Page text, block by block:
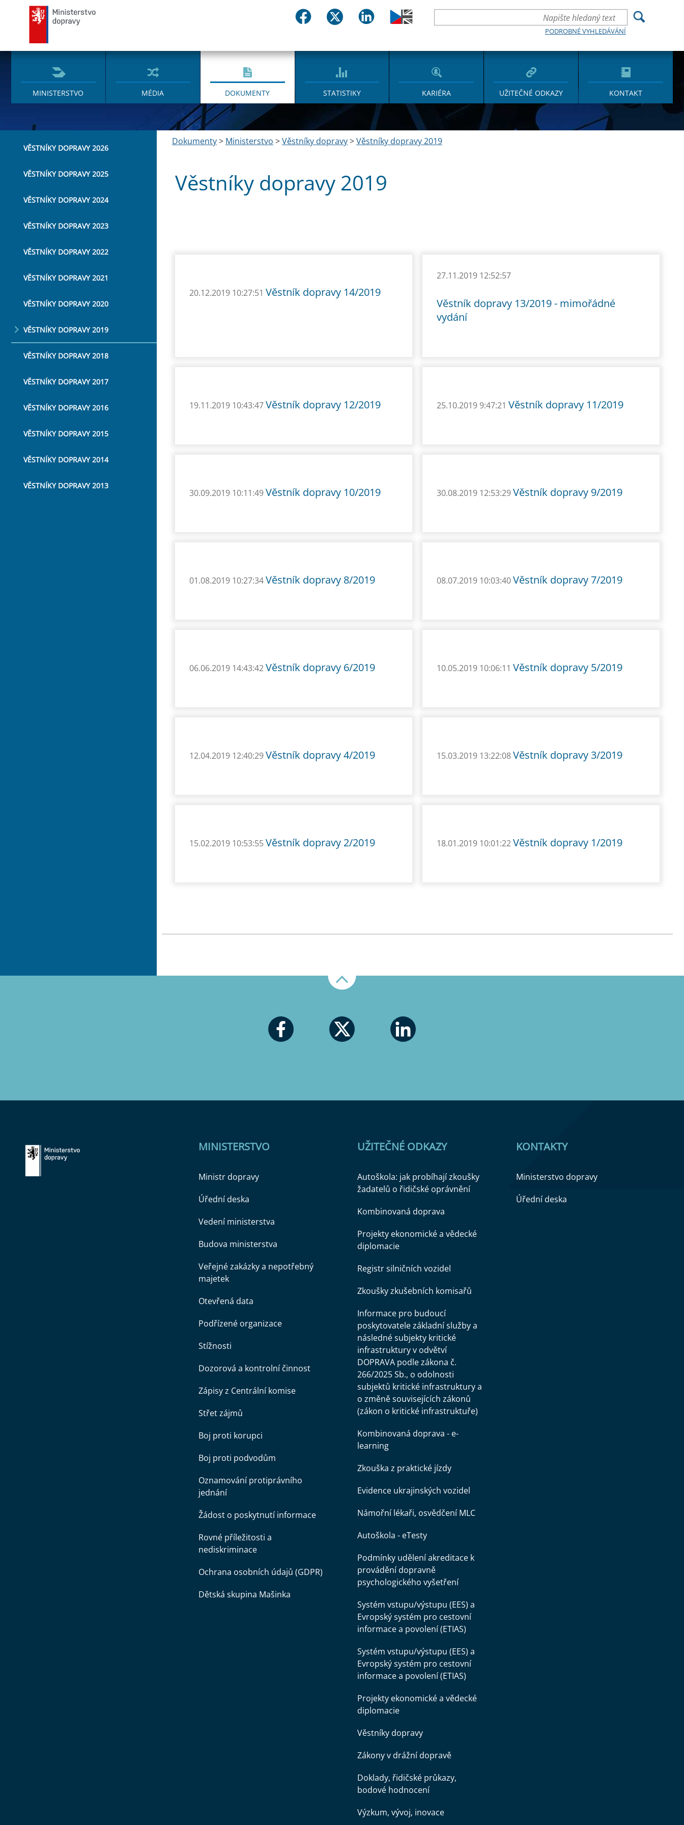
PODROBNÉ VYHLEDÁVÁNÍ
MINISTERSTVO MÉDIA DOKUMENTY STATISTIKY KARIÉRA UŽITEČNÉ ODKAZY KONTAKT
VĚSTNÍKY DOPRAVY 2026
VĚSTNÍKY DOPRAVY 2025
VĚSTNÍKY DOPRAVY 2024
VĚSTNÍKY DOPRAVY 2023
VĚSTNÍKY DOPRAVY 2022
VĚSTNÍKY DOPRAVY 2021
VĚSTNÍKY DOPRAVY 2020
VĚSTNÍKY DOPRAVY 2019
VĚSTNÍKY DOPRAVY 2018
VĚSTNÍKY DOPRAVY 2017
VĚSTNÍKY DOPRAVY 2016
VĚSTNÍKY DOPRAVY 2015
VĚSTNÍKY DOPRAVY 2014
VĚSTNÍKY DOPRAVY 2013
Dokumenty> Ministerstvo >Věstníky dopravy>Věstníky dopravy 2019
Věstníky dopravy 2019
20.12.2019 10:27:51 Věstník dopravy 14/2019
27.11.2019 12:52:57
Věstník dopravy 13/2019 - mimořádné
vydání
19.11.2019 10:43:47Věstník dopravy 12/2019 25.10.2019 9:47:21 Věstník dopravy 11/2019
30.09.2019 10:11:49Věstník dopravy 10/2019 30.08.2019 12:53:29Věstník dopravy 9/2019
01.08.2019 10:27:34Věstník dopravy 8/2019 08.07.2019 10:03:40Věstník dopravy 7/2019
06.06.2019 14:43:42Věstník dopravy 6/2019 10.05.2019 10:06:11 Věstník dopravy 5/2019
12.04.2019 12:40:29Věstník dopravy 4/2019 15.03.2019 13:22:08Věstník dopravy 3/2019
15.02.2019 10:53:55Věstník dopravy 2/2019 18.01.2019 10:01:22Věstník dopravy 1/2019
MINISTERSTVO
Ministr dopravy
Úřední deska
Vedení ministerstva
Budova ministerstva
Veřejné zakázky a nepotřebný
majetek
Otevřená data
Podřízené organizace
Stížnosti
Dozorová a kontrolní činnost
Zápisy z Centrální komise
Střet zájmů
Boj proti korupci
Boj proti podvodům
Oznamování protiprávního
jednání
Žádost o poskytnutí informace
Rovné příležitosti a
nediskriminace
Ochrana osobních údajů (GDPR)
Dětská skupina Mašinka
UŽITEČNÉ ODKAZY
Autoškola: jak probíhají zkoušky
žadatelů o řidičské oprávnění
Kombinovaná doprava
Projekty ekonomické a vědecké
diplomacie
Registr silničních vozidel
Zkoušky zkušebních komisařů
Informace pro budoucí
poskytovatele základní služby a
následné subjekty kritické
infrastruktury v odvětví
DOPRAVA podle zákona č.
266/2025 Sb., o odolnosti
subjektů kritické infrastruktury a
o změně souvisejících zákonů
(zákon o kritické infrastruktuře)
Kombinovaná doprava - e-
learning
Zkouška z praktické jízdy
Evidence ukrajinských vozidel
Námořní lékaři, osvědčení MLC
Autoškola - eTesty
Podmínky udělení akreditace k
provádění dopravně
psychologického vyšetření
Systém vstupu/výstupu (EES) a
Evropský systém pro cestovní
informace a povolení (ETIAS)
Systém vstupu/výstupu (EES) a
Evropský systém pro cestovní
informace a povolení (ETIAS)
Projekty ekonomické a vědecké
diplomacie
Věstníky dopravy
Zákony v drážní dopravě
Doklady, řidičské průkazy,
bodové hodnocení
Výzkum, vývoj, inovace
KONTAKTY
Ministerstvo dopravy
Úřední deska